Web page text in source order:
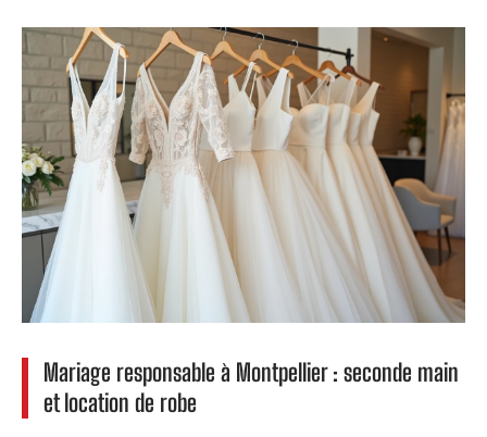
Mariage responsable à Montpellier : seconde main
et location de robe